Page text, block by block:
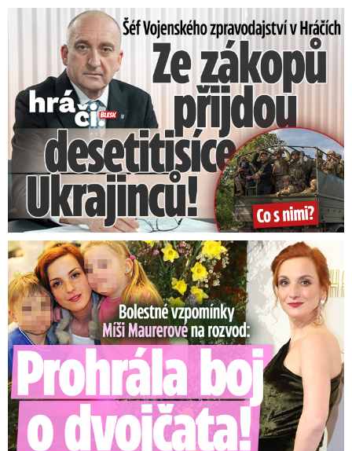
Šéf Vojenského zpravodajství: Přijdou desetitisíce Ukrajinců
Bolestné vzpomínky Míši Maurerové: Prohrála boj o dvojčata!